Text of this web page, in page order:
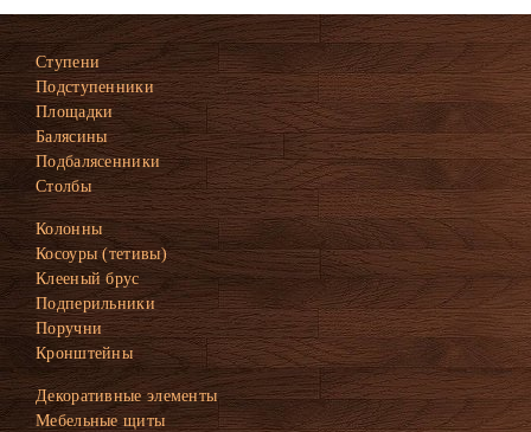
Ступени
Подступенники
Площадки
Балясины
Подбалясенники
Столбы
Колонны
Косоуры (тетивы)
Клееный брус
Подперильники
Поручни
Кронштейны
Декоративные элементы
Мебельные щиты